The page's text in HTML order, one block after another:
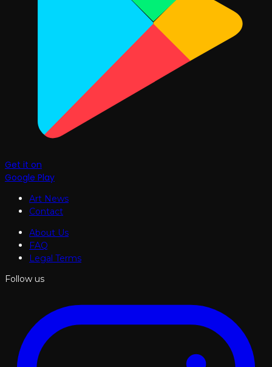
Get it on
Google Play
Art News
Contact
About Us
FAQ
Legal Terms
Follow us